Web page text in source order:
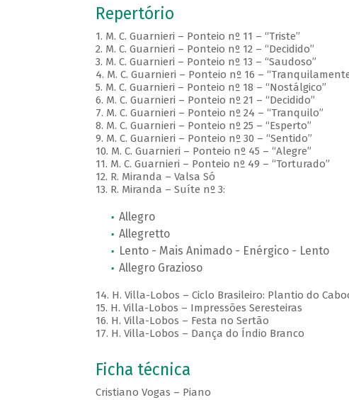
Repertório
1. M. C. Guarnieri – Ponteio nº 11 – “Triste”
2. M. C. Guarnieri – Ponteio nº 12 – “Decidido”
3. M. C. Guarnieri – Ponteio nº 13 – “Saudoso”
4. M. C. Guarnieri – Ponteio nº 16 –
5. M. C. Guarnieri – Ponteio nº 18 – “Nostálgico”
6. M. C. Guarnieri – Ponteio nº 21 – “Decidido”
7. M. C. Guarnieri – Ponteio nº 24 – “Tranquilo”
8. M. C. Guarnieri – Ponteio nº 25 – “Esperto”
9. M. C. Guarnieri – Ponteio nº 30 – “Sentido”
10. M. C. Guarnieri – Ponteio nº 45 – “Alegre”
11. M. C. Guarnieri – Ponteio nº 49 – “Torturado”
12. R. Miranda – Valsa Só
13. R. Miranda – Suíte nº 3:
Allegro
Allegretto
Lento - Mais Animado - Enérgico - Lento
Allegro Grazioso
14. H. Villa-Lobos – Ciclo Brasileiro: Plantio do
15. H. Villa-Lobos – Impressões Seresteiras
16. H. Villa-Lobos – Festa no Sertão
17. H. Villa-Lobos – Dança do Índio Branco
Ficha técnica
Cristiano Vogas – Piano